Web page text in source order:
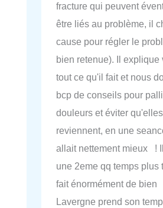
fracture qui peuvent
être liés au problème, il
cause pour régler le
bien retenue). Il explique
tout ce qu'il fait et nous
bcp de conseils pour
douleurs et éviter
reviennent, en une
allait nettement mieux !
une 2eme qq temps plus
fait énormément de bien
Lavergne prend son